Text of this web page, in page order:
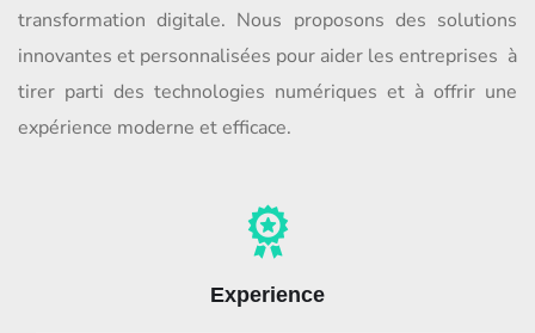
transformation digitale. Nous proposons des solutions
innovantes et personnalisées pour aider les entreprises à
tirer parti des technologies numériques et à offrir une
expérience moderne et efficace.
Experience